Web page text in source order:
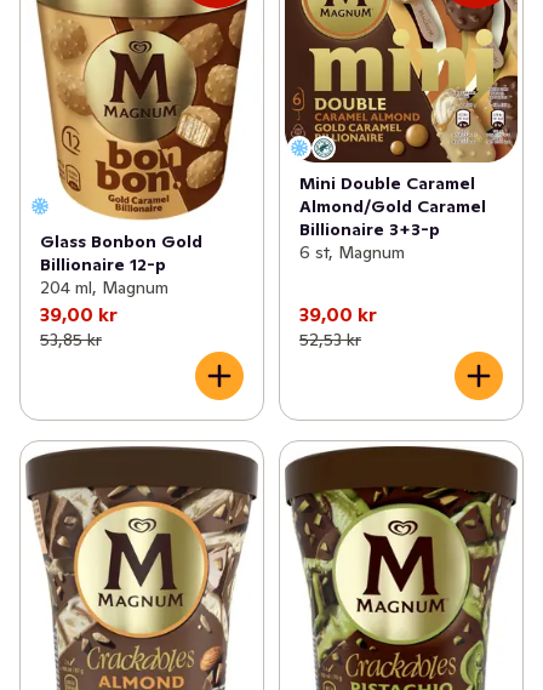
Glass Bonbon Gold
Billionaire 12-p
204 ml, Magnum
39,00 kr
53,85 kr
Mini Double Caramel
Almond/Gold Caramel
Billionaire 3+3-p
6 st, Magnum
39,00 kr
52,53 kr